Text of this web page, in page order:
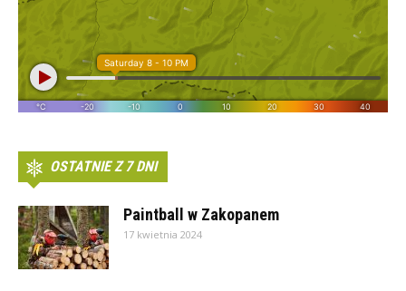
OSTATNIE Z 7 DNI
Paintball w Zakopanem
17 kwietnia 2024